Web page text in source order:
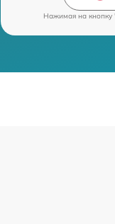
Нажимая на кнопку